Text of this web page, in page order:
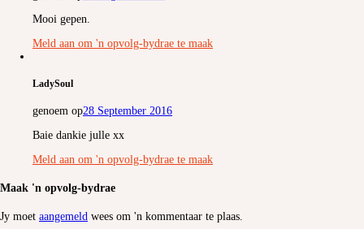
Mooi gepen.
Meld aan om 'n opvolg-bydrae te maak
LadySoul
genoem op28 September 2016
Baie dankie julle xx
Meld aan om 'n opvolg-bydrae te maak
Maak 'n opvolg-bydrae
Jy moet aangemeld wees om 'n kommentaar te plaas.